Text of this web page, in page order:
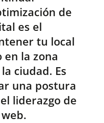
de
es el
tu local
la zona
ciudad. Es
una postura
liderazgo de